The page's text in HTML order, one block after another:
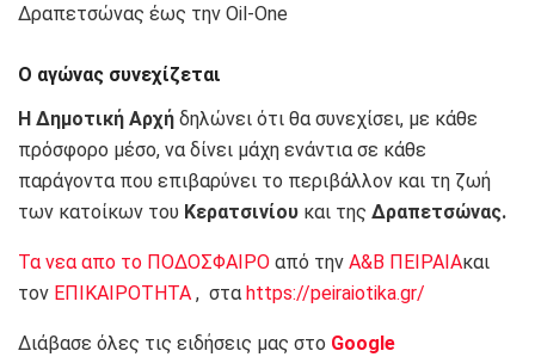
Δραπετσώνας έως την Oil-One
Ο αγώνας συνεχίζεται
Η Δημοτική Αρχή δηλώνει ότι θα συνεχίσει, με κάθε
πρόσφορο μέσο, να δίνει μάχη ενάντια σε κάθε
παράγοντα που επιβαρύνει το περιβάλλον και τη ζωή
των κατοίκων του Κερατσινίου και της Δραπετσώνας.
Τα νεα απο το ΠΟΔΟΣΦΑΙΡΟ από την Α&Β ΠΕΙΡΑΙΑκαι
τον ΕΠΙΚΑΙΡΟΤΗΤΑ , στα https://peiraiotika.gr/
Διάβασε όλες τις ειδήσεις μας στο Google